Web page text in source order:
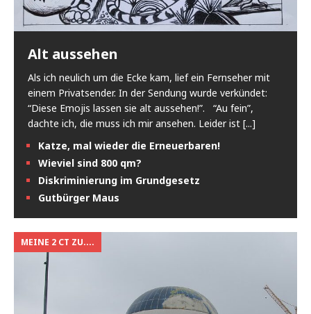
Alt aussehen
Als ich neulich um die Ecke kam, lief ein Fernseher mit
einem Privatsender. In der Sendung wurde verkündet:
“Diese Emojis lassen sie alt aussehen!”. “Au fein”,
dachte ich, die muss ich mir ansehen. Leider ist [...]
Katze, mal wieder die Erneuerbaren!
Wieviel sind 800 qm?
Diskriminierung im Grundgesetz
Gutbürger Maus
MEINE 2 CT ZU....